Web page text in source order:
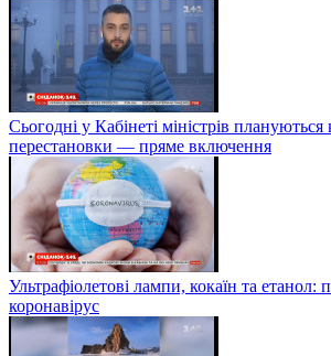
Сьогодні у Кабінеті міністрів плануються
перестановки — пряме включення
Ультрафіолетові лампи, кокаїн та етанол:
коронавірус